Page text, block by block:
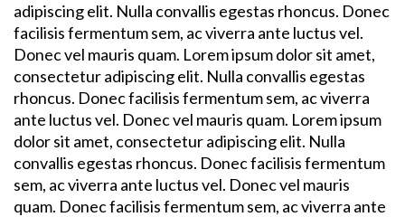
adipiscing elit. Nulla convallis egestas rhoncus. Donec
facilisis fermentum sem, ac viverra ante luctus vel.
Donec vel mauris quam. Lorem ipsum dolor sit amet,
consectetur adipiscing elit. Nulla convallis egestas
rhoncus. Donec facilisis fermentum sem, ac viverra
ante luctus vel. Donec vel mauris quam. Lorem ipsum
dolor sit amet, consectetur adipiscing elit. Nulla
convallis egestas rhoncus. Donec facilisis fermentum
sem, ac viverra ante luctus vel. Donec vel mauris
quam. Donec facilisis fermentum sem, ac viverra ante